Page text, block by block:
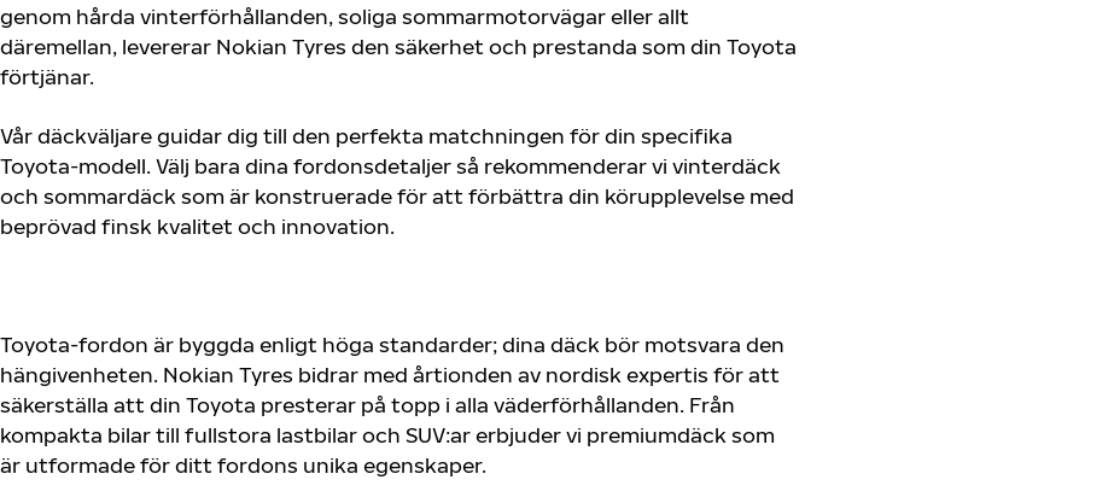
genom hårda vinterförhållanden, soliga sommarmotorvägar eller allt
däremellan, levererar Nokian Tyres den säkerhet och prestanda som din Toyota
förtjänar.
Vår däckväljare guidar dig till den perfekta matchningen för din specifika
Toyota-modell. Välj bara dina fordonsdetaljer så rekommenderar vi vinterdäck
och sommardäck som är konstruerade för att förbättra din körupplevelse med
beprövad finsk kvalitet och innovation.
Toyota-fordon är byggda enligt höga standarder; dina däck bör motsvara den
hängivenheten. Nokian Tyres bidrar med årtionden av nordisk expertis för att
säkerställa att din Toyota presterar på topp i alla väderförhållanden. Från
kompakta bilar till fullstora lastbilar och SUV:ar erbjuder vi premiumdäck som
är utformade för ditt fordons unika egenskaper.